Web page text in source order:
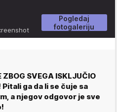
Pogledaj
fotogaleriju
ZBOG SVEGA ISKLJUČIO
Pitali ga da li se čuje sa
a njegov odgovor je sve